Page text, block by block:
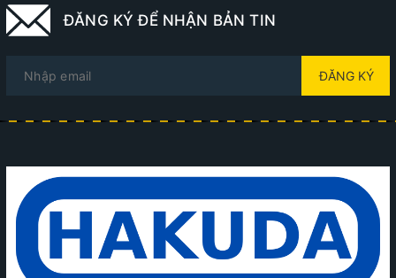
ĐĂNG KÝ ĐỂ NHẬN BẢN TIN
ĐĂNG KÝ